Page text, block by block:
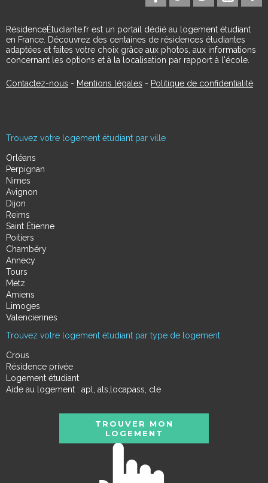
RésidenceÉtudiante.fr est un portail dédié au logement étudiant
en France. Découvrez des centaines de résidences étudiantes
adaptées et faites votre choix grâce aux photos, aux informations
concernant les options et à la localisation par rapport à l'école.
Contactez-nous - Mentions légales - Politique de confidentialité
Trouvez votre logement étudiant par ville
Orléans
Perpignan
Nimes
Avignon
Dijon
Reims
Saint Étienne
Poitiers
Chambéry
Annecy
Tours
Metz
Amiens
Limoges
Valenciennes
Trouvez votre logement étudiant par type de logement
Crous
Résidence privée
Logement étudiant
Aide au logement : apl, als,locapass, cle
TROUVER MON
LOGEMENT